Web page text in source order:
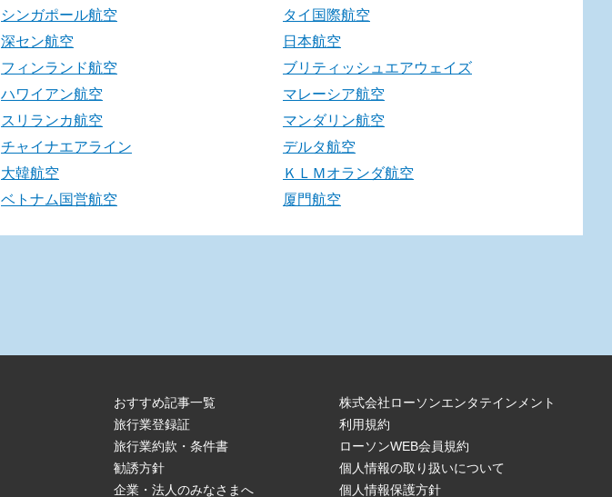
シンガポール航空
タイ国際航空
深セン航空
日本航空
フィンランド航空
ブリティッシュエアウェイズ
ハワイアン航空
マレーシア航空
スリランカ航空
マンダリン航空
チャイナエアライン
デルタ航空
大韓航空
ＫＬＭオランダ航空
ベトナム国営航空 厦門航空
おすすめ記事一覧
旅行業登録証
旅行業約款・条件書
勧誘方針
企業・法人のみなさまへ
株式会社ローソンエンタテインメント
利用規約
ローソンWEB会員規約
個人情報の取り扱いについて
個人情報保護方針